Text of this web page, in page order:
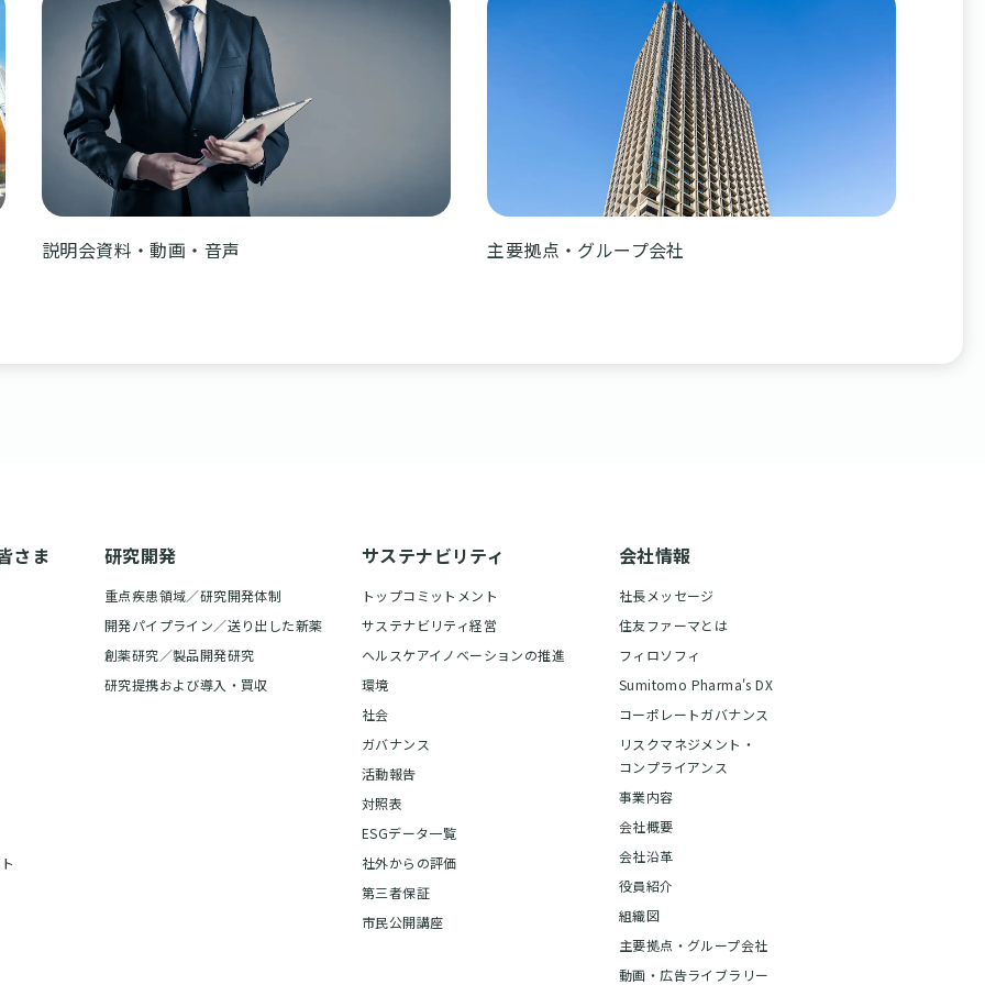
説明会資料・動画・音声 主要拠点・グループ会社
さま 研究開発
重点疾患領域／研究開発体制
開発パイプライン／送り出した新薬
創薬研究／製品開発研究
研究提携および導入・買収
サステナビリティ
トップコミットメント
サステナビリティ経営
ヘルスケアイノベーションの推進
環境
社会
ガバナンス
活動報告
対照表
ESGデータ一覧
社外からの評価
第三者保証
市民公開講座
会社情報
社長メッセージ
住友ファーマとは
フィロソフィ
Sumitomo Pharma's DX
コーポレートガバナンス
リスクマネジメント・
コンプライアンス
事業内容
会社概要
会社沿革
役員紹介
組織図
主要拠点・グループ会社
動画・広告ライブラリー